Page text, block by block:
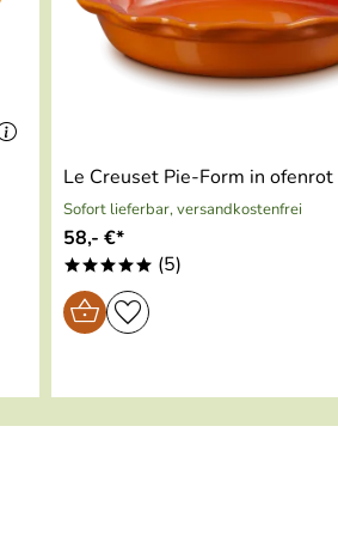
Le Creuset Pie-Form in ofenrot
Sofort lieferbar, versandkostenfrei
58,- €*
***** (5)